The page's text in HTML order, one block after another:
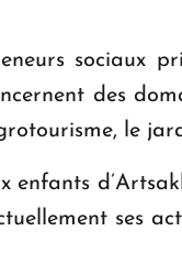
sociaux
des
le
ses